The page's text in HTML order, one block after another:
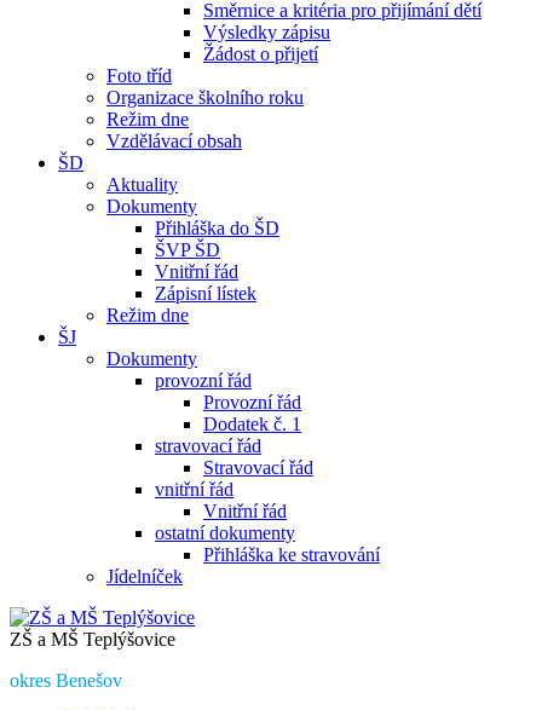
Směrnice a kritéria pro přijímání dětí
Výsledky zápisu
Žádost o přijetí
Foto tříd
Organizace školního roku
Režim dne
Vzdělávací obsah
ŠD
Aktuality
Dokumenty
Přihláška do ŠD
ŠVP ŠD
Vnitřní řád
Zápisní lístek
Režim dne
ŠJ
Dokumenty
provozní řád
Provozní řád
Dodatek č. 1
stravovací řád
Stravovací řád
vnitřní řád
Vnitřní řád
ostatní dokumenty
Přihláška ke stravování
Jídelníček
ZŠ a MŠ Teplýšovice
okres Benešov